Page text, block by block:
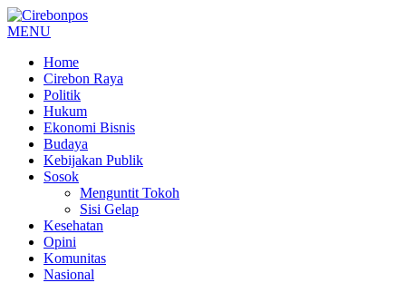
MENU
Home
Cirebon Raya
Politik
Hukum
Ekonomi Bisnis
Budaya
Kebijakan Publik
Sosok
Menguntit Tokoh
Sisi Gelap
Kesehatan
Opini
Komunitas
Nasional